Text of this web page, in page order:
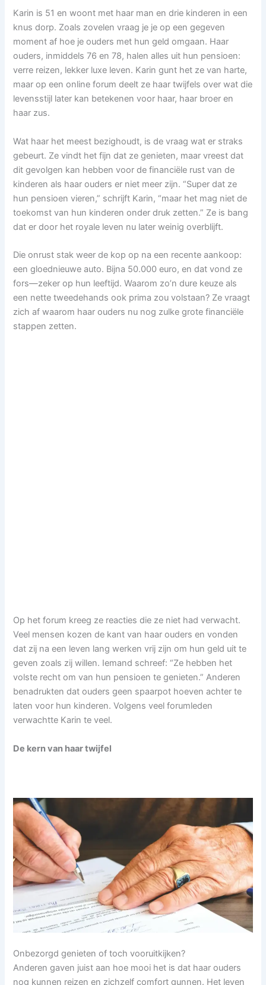
Karin is 51 en woont met haar man en drie kinderen in een
knus dorp. Zoals zovelen vraag je je op een gegeven
moment af hoe je ouders met hun geld omgaan. Haar
ouders, inmiddels 76 en 78, halen alles uit hun pensioen:
verre reizen, lekker luxe leven. Karin gunt het ze van harte,
maar op een online forum deelt ze haar twijfels over wat die
levensstijl later kan betekenen voor haar, haar broer en
haar zus.
Wat haar het meest bezighoudt, is de vraag wat er straks
gebeurt. Ze vindt het fijn dat ze genieten, maar vreest dat
dit gevolgen kan hebben voor de financiële rust van de
kinderen als haar ouders er niet meer zijn. “Super dat ze
hun pensioen vieren,” schrijft Karin, “maar het mag niet de
toekomst van hun kinderen onder druk zetten.” Ze is bang
dat er door het royale leven nu later weinig overblijft.
Die onrust stak weer de kop op na een recente aankoop:
een gloednieuwe auto. Bijna 50.000 euro, en dat vond ze
fors—zeker op hun leeftijd. Waarom zo’n dure keuze als
een nette tweedehands ook prima zou volstaan? Ze vraagt
zich af waarom haar ouders nu nog zulke grote financiële
stappen zetten.
Op het forum kreeg ze reacties die ze niet had verwacht.
Veel mensen kozen de kant van haar ouders en vonden
dat zij na een leven lang werken vrij zijn om hun geld uit te
geven zoals zij willen. Iemand schreef: “Ze hebben het
volste recht om van hun pensioen te genieten.” Anderen
benadrukten dat ouders geen spaarpot hoeven achter te
laten voor hun kinderen. Volgens veel forumleden
verwachtte Karin te veel.
De kern van haar twijfel
Onbezorgd genieten of toch vooruitkijken?
Anderen gaven juist aan hoe mooi het is dat haar ouders
nog kunnen reizen en zichzelf comfort gunnen. Het leven